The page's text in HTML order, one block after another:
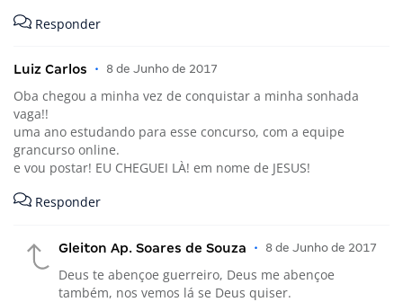
Responder
Luiz Carlos • 8 de Junho de 2017
Oba chegou a minha vez de conquistar a minha sonhada
vaga!!
uma ano estudando para esse concurso, com a equipe
grancurso online.
e vou postar! EU CHEGUEI LÀ! em nome de JESUS!
Responder
Gleiton Ap. Soares de Souza • 8 de Junho de 2017
Deus te abençoe guerreiro, Deus me abençoe
também, nos vemos lá se Deus quiser.